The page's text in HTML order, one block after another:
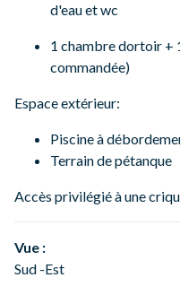
d'eau et wc
1 chambre dortoir +
commandée)
Espace extérieur:
Piscine à
Terrain de pétanque
Accès privilégié à une
Vue :
Sud -Est